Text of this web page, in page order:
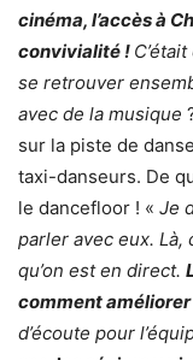
cinéma, l’accès à
convivialité !
se retrouver
avec de la musique
sur la piste de
taxi-danseurs. De
le dancefloor ! « Je
parler avec eux. Là,
qu’on est en direct.
comment améliorer
d’écoute pour